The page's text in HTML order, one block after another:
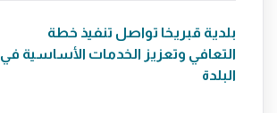
بلدية قبريخا تواصل تنفيذ خطة
التعافي وتعزيز الخدمات الأساسية في
البلدة